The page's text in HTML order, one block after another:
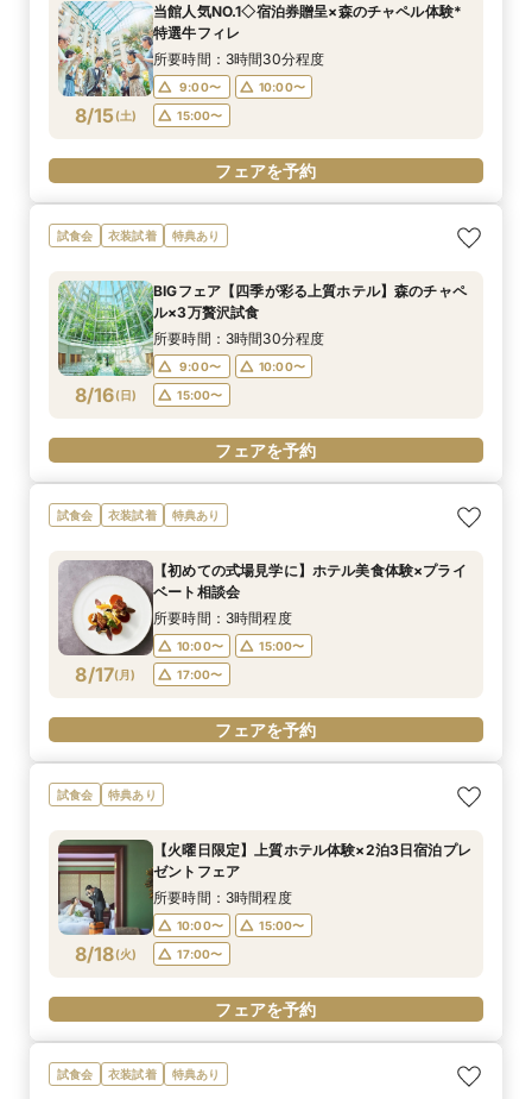
8/15(土)
当館人気NO.1◇宿泊券贈呈×森のチャペル体験*
特選牛フィレ
所要時間：3時間30分程度
9:00〜
10:00〜
15:00〜
フェアを予約
試食会 衣装試着 特典あり
8/16(日)
BIGフェア【四季が彩る上質ホテル】森のチャペ
ル×3万贅沢試食
所要時間：3時間30分程度
9:00〜
10:00〜
15:00〜
フェアを予約
試食会 衣装試着 特典あり
8/17(月)
【初めての式場見学に】ホテル美食体験×プライ
ベート相談会
所要時間：3時間程度
10:00〜
15:00〜
17:00〜
フェアを予約
試食会 特典あり
8/18(火)
【火曜日限定】上質ホテル体験×2泊3日宿泊プレ
ゼントフェア
所要時間：3時間程度
10:00〜
15:00〜
17:00〜
フェアを予約
試食会 衣装試着 特典あり